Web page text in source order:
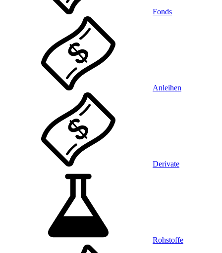
Fonds
Anleihen
Derivate
Rohstoffe